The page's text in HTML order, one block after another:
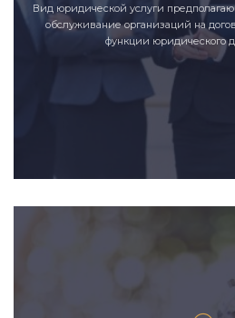
Вид юридической услуги
обслуживание организаций на
функции юридического